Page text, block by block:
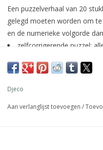
Een puzzelverhaal van 20
gelegd moeten worden om
en de numerieke volgorde
zelfcorrigerende puzzel:
gemaakt van FSC®-
Djeco
Aan verlanglijst toevoegen /